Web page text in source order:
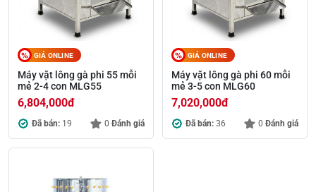
GIÁ ONLINE
Máy vặt lông gà phi 55 mỗi
mẻ 2-4 con MLG55
6,804,000đ
Đã bán: 19 0 Đánh giá
GIÁ ONLINE
Máy vặt lông gà phi 60 mỗi
mẻ 3-5 con MLG60
7,020,000đ
Đã bán: 36 0 Đánh giá